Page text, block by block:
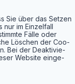
Sie über das Set­zen
im Ein­zel­fall
Fäl­le oder
Löschen der Coo­
Bei der Deak­ti­vie­
Web­site ein­ge­